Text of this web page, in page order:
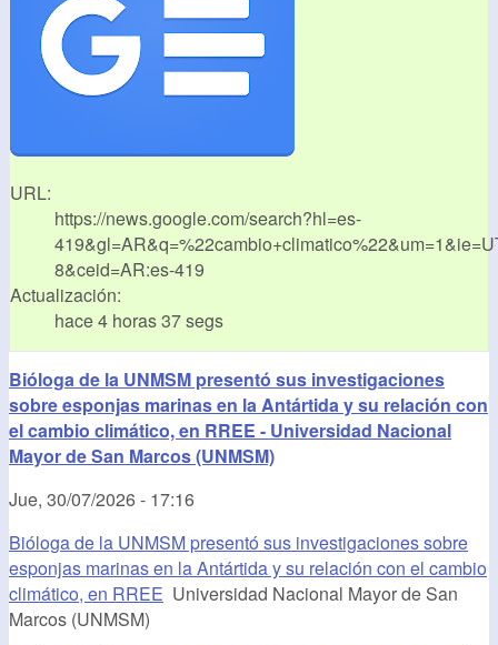
URL:
https://news.google.com/search?hl=es-
8&ceid=AR:es-419
Actualización:
hace 4 horas 37 segs
Bióloga de la UNMSM presentó sus investigaciones
sobre esponjas marinas en la Antártida y su relación con
el cambio climático, en RREE - Universidad Nacional
Mayor de San Marcos (UNMSM)
Jue, 30/07/2026 - 17:16
Bióloga de la UNMSM presentó sus investigaciones sobre
esponjas marinas en la Antártida y su relación con el cambio
climático, en RREE Universidad Nacional Mayor de San
Marcos (UNMSM)